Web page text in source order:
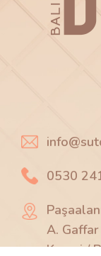
0530
A.
Karesi /